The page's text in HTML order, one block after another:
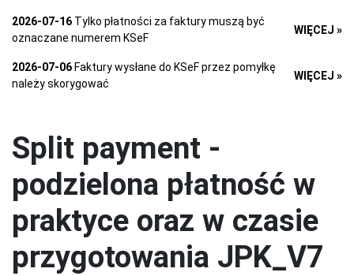
2026-07-16 Tylko płatności za faktury muszą być
oznaczane numerem KSeF
WIĘCEJ »
2026-07-06 Faktury wysłane do KSeF przez pomyłkę
należy skorygować
WIĘCEJ »
Split payment -
podzielona płatność w
praktyce oraz w czasie
przygotowania JPK_V7